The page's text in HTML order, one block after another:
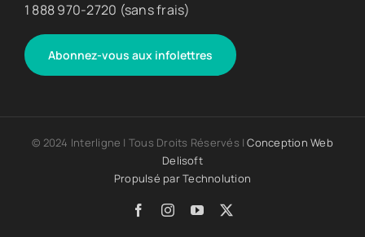
1 888 970-2720 (sans frais)
Abonnez-vous aux infolettres
© 2024 Interligne | Tous Droits Réservés |Conception Web
Delisoft
Propulsé parTechnolution
FacebookInstagram
YouTube